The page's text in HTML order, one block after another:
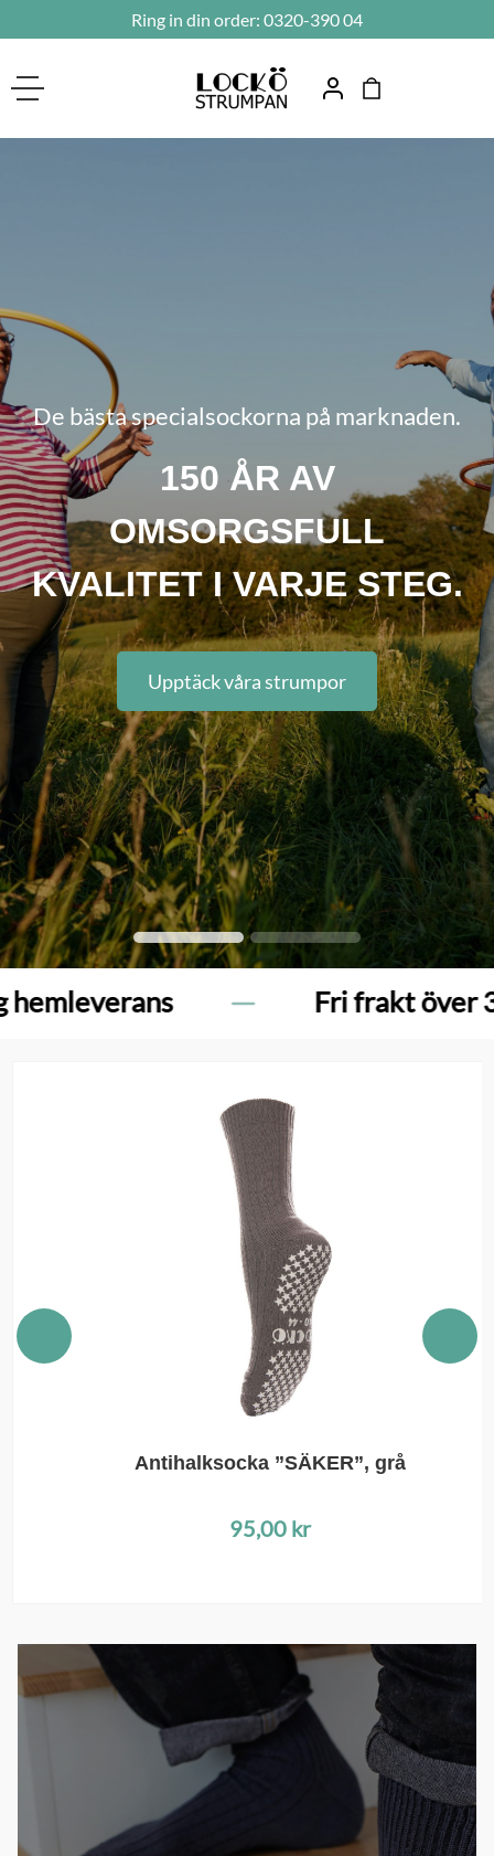
Ring in din order: 0320-390 04
De bästa specialsockorna på marknaden.
150 ÅR AV
OMSORGSFULL
KVALITET I VARJE STEG.
Upptäck våra strumpor
Fri frakt över 300 kr
Antihalksocka ”SÄKER”, grå
95,00 kr